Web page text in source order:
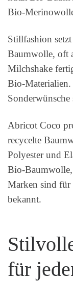
Bio-
Stillfashion
Baumwolle, oft
Milchshake
Bio-Materialien.
Abricot Coco
recycelte
Polyester und
Bio-Baumwolle,
Marken sind
bekannt.
für